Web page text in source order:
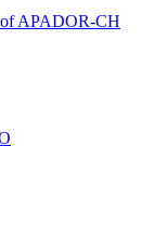
of APADOR-CH